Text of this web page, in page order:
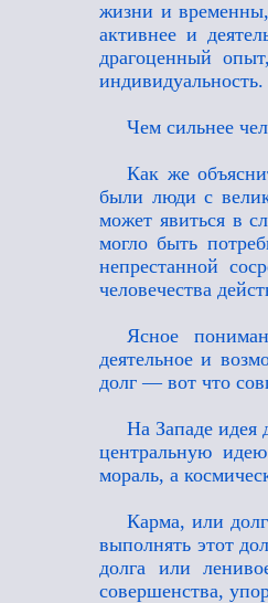
жизни и
активнее и
драгоценный
индивидуальность.
Чем сильнее
Как же
были люди с
может явиться в
могло быть
непрестанной
человечества
Ясное
деятельное и
долг — вот что
На Западе идея
центральную
мораль, а
Карма, или
выполнять этот
долга или
совершенства,